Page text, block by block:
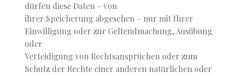
dürfen diese Daten – von
ihrer Speicherung abgesehen – nur mit Ihrer
Einwilligung oder zur Geltendmachung, Ausübung
oder
Verteidigung von Rechtsansprüchen oder zum
Schutz der Rechte einer anderen natürlichen oder